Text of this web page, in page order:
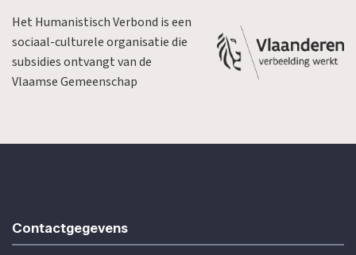
Het Humanistisch Verbond is een
sociaal-culturele organisatie die
subsidies ontvangt van de
Vlaamse Gemeenschap
Contactgegevens